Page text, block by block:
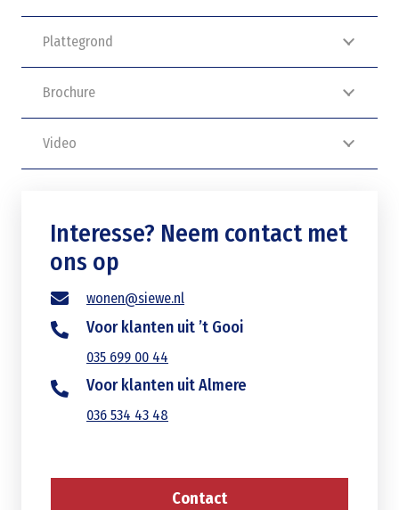
Plattegrond
Brochure
Video
Interesse? Neem contact met
ons op
wonen@siewe.nl
Voor klanten uit ’t Gooi
035 699 00 44
Voor klanten uit Almere
036 534 43 48
Contact